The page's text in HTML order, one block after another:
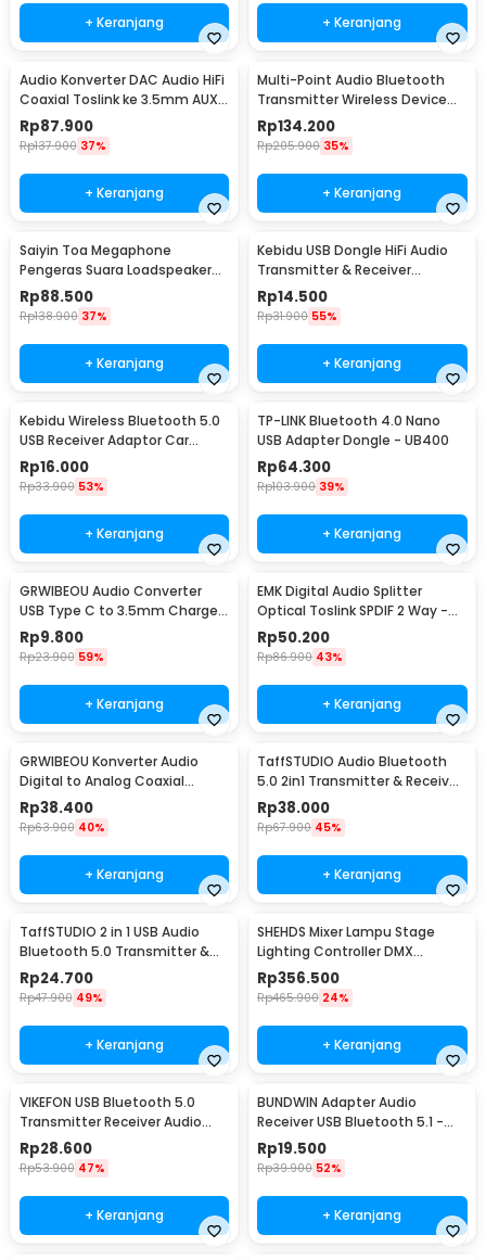
+ Keranjang + Keranjang
Audio Konverter DAC Audio HiFi
Coaxial Toslink ke 3.5mm AUX
RCA - AV-C6
Rp87.900
Rp137.900 37%
+ Keranjang
Multi-Point Audio Bluetooth
Transmitter Wireless Device
Connector - H-366T
Rp134.200
Rp205.900 35%
+ Keranjang
Saiyin Toa Megaphone
Pengeras Suara Loadspeaker
Horn 7Tone Sirene 100W - HW-
1006
Rp88.500
Rp138.900 37%
+ Keranjang
Kebidu USB Dongle HiFi Audio
Transmitter & Receiver
Bluetooth 5.0 - KN320
Rp14.500
Rp31.900 55%
+ Keranjang
Kebidu Wireless Bluetooth 5.0
USB Receiver Adaptor Car
Speaker - ZF169
Rp16.000
Rp33.900 53%
+ Keranjang
TP-LINK Bluetooth 4.0 Nano
USB Adapter Dongle - UB400
Rp64.300
Rp103.900 39%
+ Keranjang
GRWIBEOU Audio Converter
USB Type C to 3.5mm Charger
Port - GR35C
Rp9.800
Rp23.900 59%
+ Keranjang
EMK Digital Audio Splitter
Optical Toslink SPDIF 2 Way -
ITO2
Rp50.200
Rp86.900 43%
+ Keranjang
GRWIBEOU Konverter Audio
Digital to Analog Coaxial
Toslink ke RCA
Rp38.400
Rp63.900 40%
+ Keranjang
TaffSTUDIO Audio Bluetooth
5.0 2in1 Transmitter & Receiver
3.5mm - KN321
Rp38.000
Rp67.900 45%
+ Keranjang
TaffSTUDIO 2 in 1 USB Audio
Bluetooth 5.0 Transmitter &
Receiver - KN330
Rp24.700
Rp47.900 49%
+ Keranjang
SHEHDS Mixer Lampu Stage
Lighting Controller DMX
Console DJ 192CH - SHE-
DMX512
Rp356.500
Rp465.900 24%
+ Keranjang
VIKEFON USB Bluetooth 5.0
Transmitter Receiver Audio
Adapter - RT02
Rp28.600
Rp53.900 47%
+ Keranjang
BUNDWIN Adapter Audio
Receiver USB Bluetooth 5.1 -
KN318
Rp19.500
Rp39.900 52%
+ Keranjang